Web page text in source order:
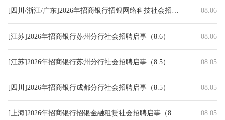
[四川/浙江/广东]2026年招商银行招银网络科技社会招聘启事（8.6）
08.06
[江苏]2026年招商银行苏州分行社会招聘启事（8.6） 08.06
[江苏]2026年招商银行苏州分行社会招聘启事（8.5） 08.05
[四川]2026年招商银行成都分行社会招聘启事（8.5） 08.05
[上海]2026年招商银行招银金融租赁社会招聘启事（8.5） 08.05